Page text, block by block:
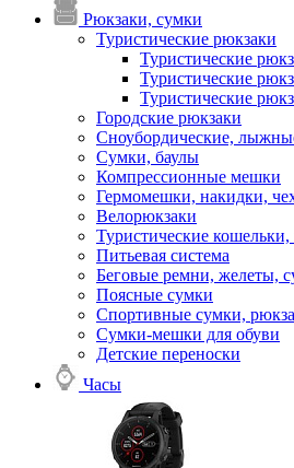
Рюкзаки, сумки
Туристические рюкзаки
Туристические
Туристические
Туристические
Городские рюкзаки
Сноубордические,
Сумки, баулы
Компрессионные мешки
Гермомешки, накидки,
Велорюкзаки
Туристические
Питьевая система
Беговые ремни, желеты,
Поясные сумки
Спортивные сумки,
Сумки-мешки для обуви
Детские переноски
Часы